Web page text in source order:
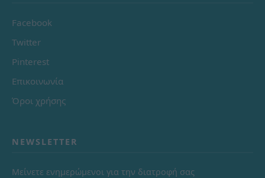
Facebook
Twitter
Pinterest
Επικοινωνία
Όροι χρήσης
NEWSLETTER
Μείνετε ενημερώμενοι για την διατροφή σας